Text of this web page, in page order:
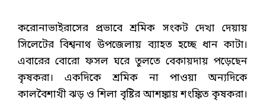
করোনাভাইরাসের প্রভাবে শ্রমিক সংকট দেখা দেয়ায়
সিলেটের বিশ্বনাথ উপজেলায় ব্যাহত হচ্ছে ধান কাটা।
এবারের বোরো ফসল ঘরে তুলতে বেকায়দায় পড়েছেন
কৃষকরা। একদিকে শ্রমিক না পাওয়া অন্যদিকে
কালবৈশাখী ঝড় ও শিলা বৃষ্টির আশঙ্কায় শংঙ্কিত কৃষকরা।